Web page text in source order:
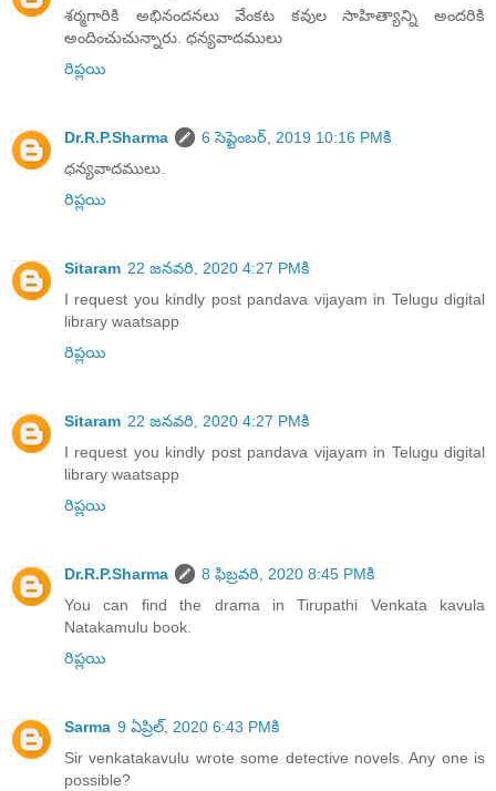
శర్మగారికి అభినందనలు వేంకట కవుల సాహిత్యాన్ని అందరికి
అందించుచున్నారు. ధన్యవాదములు
రిప్లయి
Dr.R.P.Sharma
6 సెప్టెంబర్, 2019 10:16 PMకి
ధన్యవాదములు.
రిప్లయి
Sitaram 22 జనవరి, 2020 4:27 PMకి
I request you kindly post pandava vijayam in Telugu digital
library waatsapp
రిప్లయి
Sitaram 22 జనవరి, 2020 4:27 PMకి
I request you kindly post pandava vijayam in Telugu digital
library waatsapp
రిప్లయి
Dr.R.P.Sharma
8 ఫిబ్రవరి, 2020 8:45 PMకి
You can find the drama in Tirupathi Venkata kavula
Natakamulu book.
రిప్లయి
Sarma 9 ఏప్రిల్, 2020 6:43 PMకి
Sir venkatakavulu wrote some detective novels. Any one is
possible?